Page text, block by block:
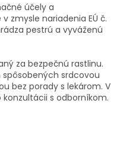
účely a
zmysle nariadenia EÚ č.
pestrú a vyváženú
za bezpečnú rastlinu.
srdcovou
bez porady s lekárom. V
s odborníkom.